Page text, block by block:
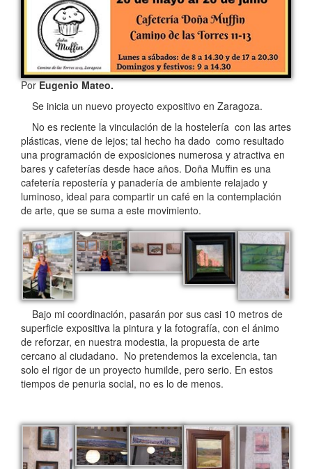
PorEugenio Mateo.
Se inicia un nuevo proyecto expositivo en Zaragoza.
No es reciente la vinculación de la hostelería con las artes
plásticas, viene de lejos; tal hecho ha dado como resultado
una programación de exposiciones numerosa y atractiva en
bares y cafeterías desde hace años. Doña Muffin es una
cafetería repostería y panadería de ambiente relajado y
luminoso, ideal para compartir un café en la contemplación
de arte, que se suma a este movimiento.
Bajo mi coordinación, pasarán por sus casi 10 metros de
superficie expositiva la pintura y la fotografía, con el ánimo
de reforzar, en nuestra modestia, la propuesta de arte
cercano al ciudadano. No pretendemos la excelencia, tan
solo el rigor de un proyecto humilde, pero serio. En estos
tiempos de penuria social, no es lo de menos.